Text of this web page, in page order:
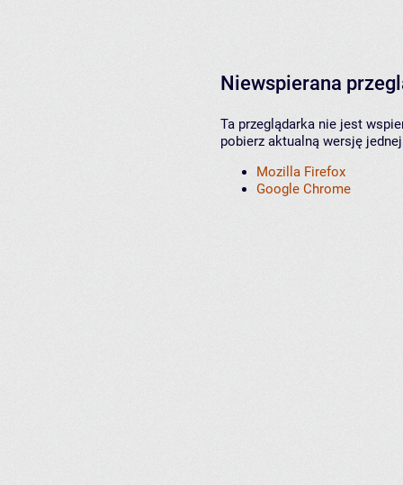
Niewspierana
Ta przeglądarka nie jest
pobierz aktualną wersję
Mozilla Firefox
Google Chrome